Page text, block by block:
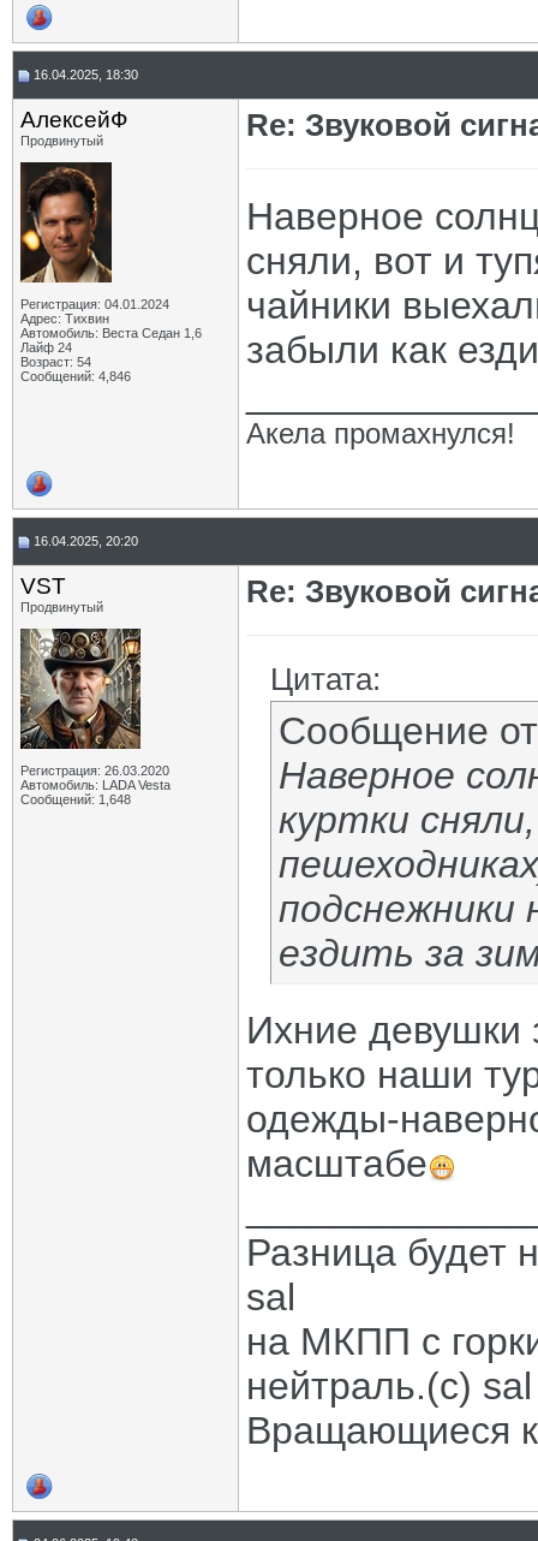
16.04.2025, 18:30
АлексейФ
Продвинутый
Регистрация: 04.01.2024
Адрес: Тихвин
Автомобиль: Веста Седан 1,6
Лайф 24
Возраст: 54
Сообщений: 4,846
Re: Звуковой
Наверное
сняли, вот и
чайники
забыли как
Акела промахнулся!
16.04.2025, 20:20
VST
Продвинутый
Регистрация: 26.03.2020
Автомобиль: LADA Vesta
Сообщений: 1,648
Re: Звуковой
Цитата:
Сообщение
Наверное
куртки
подснежники
ездить за
Ихние девушки
только наши
одежды-
масштабе
Разница будет
sal
на МКПП с
нейтраль.(с) sal
Вращающиеся